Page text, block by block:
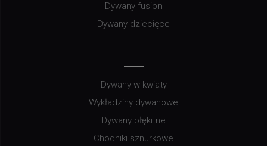
Dywany fusion
Dywany dziecięce
Dywany w kwiaty
Wykładziny dywanowe
Dywany błękitne
Chodniki sznurkowe